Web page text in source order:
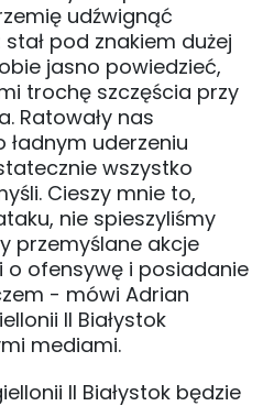
udźwignąć
pod znakiem dużej
jasno powiedzieć,
trochę szczęścia przy
Ratowały nas
ładnym uderzeniu
wszystko
Cieszy mnie to,
nie spieszyliśmy
przemyślane akcje
o ofensywę i posiadanie
- mówi Adrian
II Białystok
mediami.
II Białystok będzie